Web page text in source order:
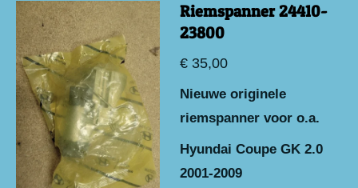
Riemspanner 24410-
23800
€ 35,00
Nieuwe originele
riemspanner voor o.a.
Hyundai Coupe GK 2.0
2001-2009